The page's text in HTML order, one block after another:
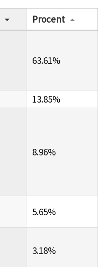
Procent
63.61%
13.85%
8.96%
5.65%
3.18%